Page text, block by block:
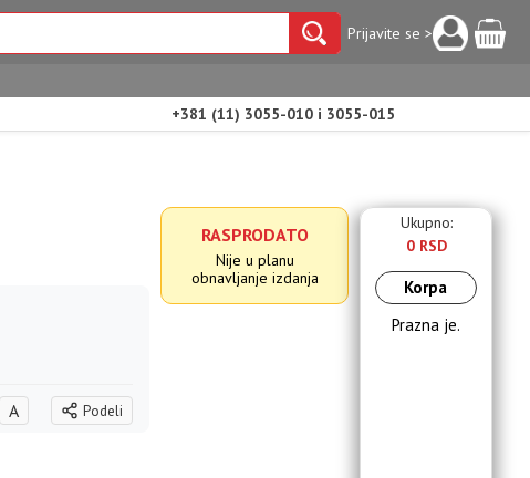
Prijavite se >
+381 (11) 3055-010 i 3055-015
A Podeli
RASPRODATO
Nije u planu
obnavljanje izdanja
Ukupno:
0 RSD
Korpa
Prazna je.